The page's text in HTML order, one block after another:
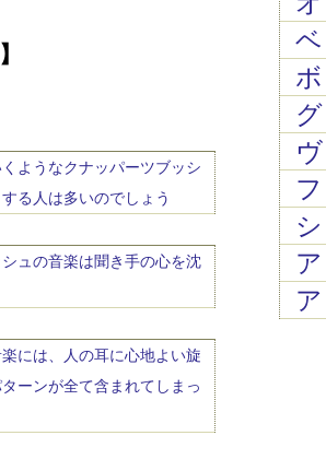
】
ようなクナッパーツブッシ
る人は多いのでしょう
ュの音楽は聞き手の心を沈
には、人の耳に心地よい旋
ーンが全て含まれてしまっ